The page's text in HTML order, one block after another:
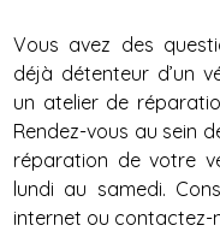
Vous avez des
déjà détenteur d’un
un atelier de
Rendez-vous au sein
réparation de votre
lundi au samedi.
internet ou contactez-